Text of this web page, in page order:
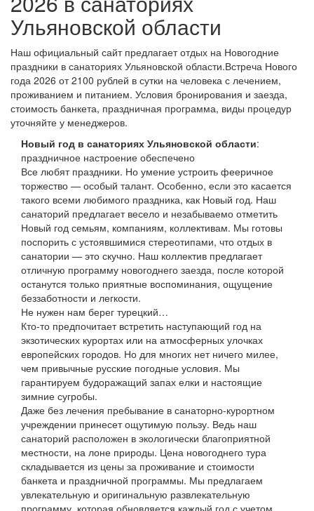
Ульяновской области
Наш официальный сайт предлагает отдых на Новогодние
праздники в санаториях Ульяновской области.Встреча Нового
года 2026 от 2100 рублей в сутки на человека с лечением,
проживанием и питанием. Условия бронирования и заезда,
стоимость банкета, праздничная программа, виды процедур
уточняйте у менеджеров.
Новый год в санаториях Ульяновской области:
праздничное настроение обеспечено
Все любят праздники. Но умение устроить фееричное
торжество — особый талант. Особенно, если это касается
такого всеми любимого праздника, как Новый год. Наш
санаторий предлагает весело и незабываемо отметить
Новый год семьям, компаниям, коллективам. Мы готовы
поспорить с устоявшимися стереотипами, что отдых в
санатории — это скучно. Наш коллектив предлагает
отличную программу новогоднего заезда, после которой
останутся только приятные воспоминания, ощущение
беззаботности и легкости.
Не нужен нам берег турецкий…
Кто-то предпочитает встретить наступающий год на
экзотических курортах или на атмосферных улочках
европейских городов. Но для многих нет ничего милее,
чем привычные русские погодные условия. Мы
гарантируем будоражащий запах елки и настоящие
зимние сугробы.
Даже без лечения пребывание в санаторно-курортном
учреждении принесет ощутимую пользу. Ведь наш
санаторий расположен в экологически благоприятной
местности, на лоне природы. Цена новогоднего тура
складывается из цены за проживание и стоимости
банкета и праздничной программы. Мы предлагаем
увлекательную и оригинальную развлекательную
программу, которая обновляется каждый год с учетом